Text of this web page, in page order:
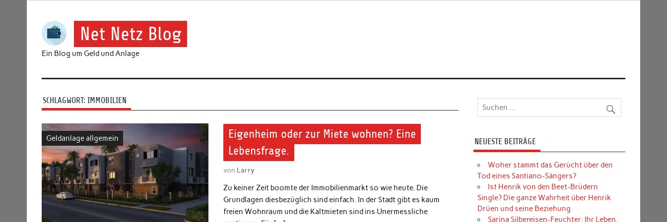
Net Netz Blog
Ein Blog um Geld und Anlage
SCHLAGWORT: IMMOBILIEN
Geldanlage allgemein
Eigenheim oder zur Miete wohnen? Eine
Lebensfrage.
von Larry
Zu keiner Zeit boomte der Immobilienmarkt so wie heute. Die
Grundlagen diesbezüglich sind einfach. In der Stadt gibt es kaum
freien Wohnraum und die Kaltmieten sind ins Unermessliche
NEUESTE BEITRÄGE
Woher stammt das Gerücht über den
Tod eines Santiano-Sängers?
Ist Henrik von den Beet-Brüdern
Single? Die ganze Wahrheit über Henrik
Drüen und seine Beziehung
Sarina Silbereisen-Feuchter: Ihr Leben,